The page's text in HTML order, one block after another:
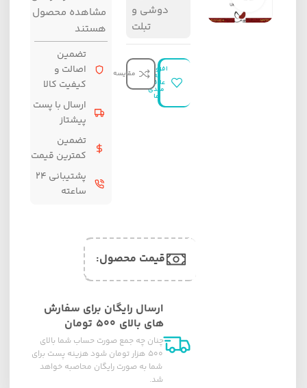
دوشی و
تبلت
افزودن
به
علاقه
مندی
ها
مقایسه
مشاهده محصول
هستند
تضمین
اصالت و
کیفیت کالا
ارسال با پست
پیشتاز
تضمین
کمترین قیمت
پشتیبانی ۲۴
ساعته
قیمت محصول:​
ارسال رایگان برای سفارش
های بالای ۵۰۰ تومان
چنان چه جمع صورت حساب شما بالای
۵۰۰ هزار تومان شود هزینه پست برای
شما به صورت رایگان محاصبه خواهد
شد.